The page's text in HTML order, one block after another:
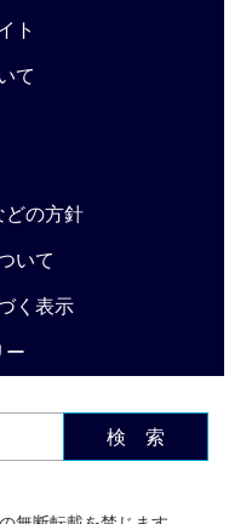
ト
て
どの方針
いて
く表示
ー
検 索